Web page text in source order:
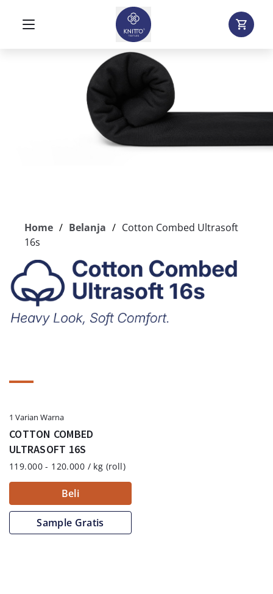
Home Belanja
Cotton Combed Ultrasoft
16s
1 Varian Warna
COTTON COMBED
ULTRASOFT 16S
119.000 - 120.000 / kg (roll)
Beli
Sample Gratis